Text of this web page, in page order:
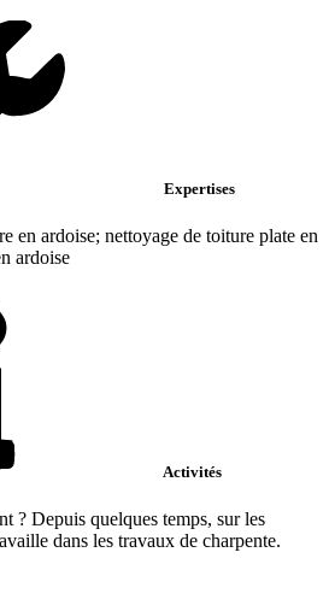
Expertises
en ardoise; nettoyage de toiture plate en
ardoise
Activités
? Depuis quelques temps, sur les
dans les travaux de charpente.